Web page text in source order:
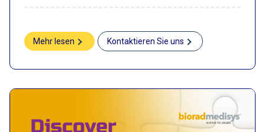
Mehr lesen Kontaktieren Sie uns